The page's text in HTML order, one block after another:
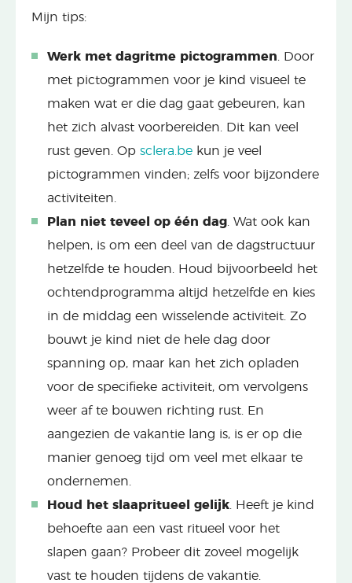
Mijn tips:
Werk met dagritme pictogrammen . Door
met pictogrammen voor je kind visueel te
maken wat er die dag gaat gebeuren, kan
het zich alvast voorbereiden. Dit kan veel
rust geven. Op sclera.be kun je veel
pictogrammen vinden; zelfs voor bijzondere
activiteiten.
Plan niet teveel op één dag . Wat ook kan
helpen, is om een deel van de dagstructuur
hetzelfde te houden. Houd bijvoorbeeld het
ochtendprogramma altijd hetzelfde en kies
in de middag een wisselende activiteit. Zo
bouwt je kind niet de hele dag door
spanning op, maar kan het zich opladen
voor de specifieke activiteit, om vervolgens
weer af te bouwen richting rust. En
aangezien de vakantie lang is, is er op die
manier genoeg tijd om veel met elkaar te
ondernemen.
Houd het slaapritueel gelijk . Heeft je kind
behoefte aan een vast ritueel voor het
slapen gaan? Probeer dit zoveel mogelijk
vast te houden tijdens de vakantie.